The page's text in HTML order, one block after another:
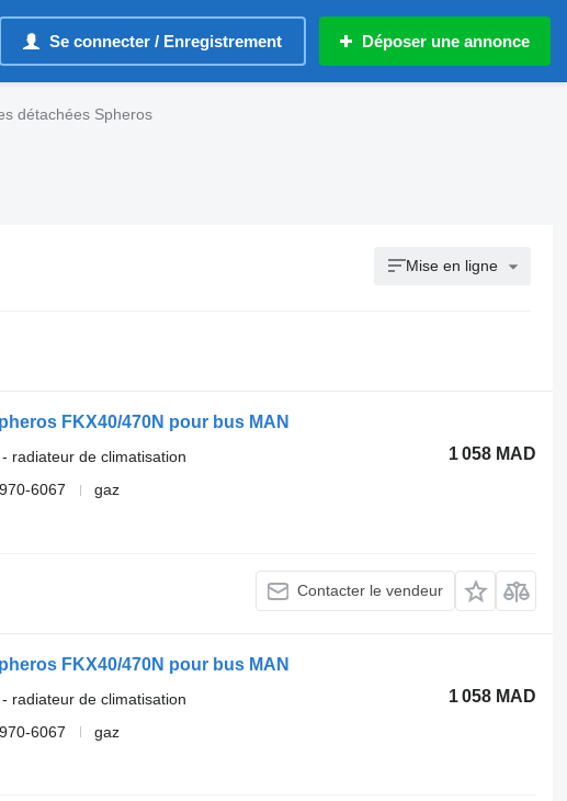
Se connecter / Enregistrement Déposer une annonce
détachées Spheros
Mise en ligne
FKX40/470N pour bus MAN
1 058 MAD
radiateur de climatisation
6067
gaz
Contacter le vendeur
FKX40/470N pour bus MAN
1 058 MAD
radiateur de climatisation
6067
gaz